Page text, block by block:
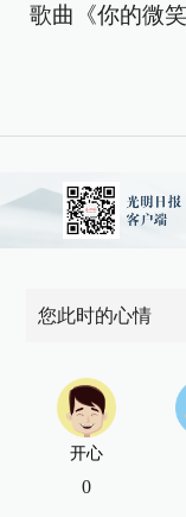
歌曲《你的微
您此时的心情
开心
0